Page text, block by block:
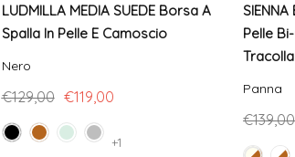
LUDMILLA MEDIA SUEDE Borsa A
Spalla In Pelle E Camoscio
Nero
€129,00 €119,00
+1
Pelle
Panna
€139,00